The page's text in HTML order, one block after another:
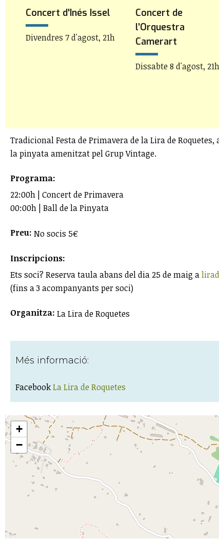
Concert d'Inés Issel
Divendres 7 d'agost, 21h
Concert de
l’Orquestra
Camerart
Dissabte 8 d'agost, 21h
Tradicional Festa de Primavera de la Lira de
la pinyata amenitzat pel Grup Vintage.
Programa:
22:00h | Concert de Primavera
00:00h | Ball de la Pinyata
Preu: No socis 5€
Inscripcions:
Ets soci? Reserva taula abans del dia 25 de maig a
(fins a 3 acompanyants per soci)
Organitza: La Lira de Roquetes
Més informació:
FacebookLa Lira de Roquetes
+
−